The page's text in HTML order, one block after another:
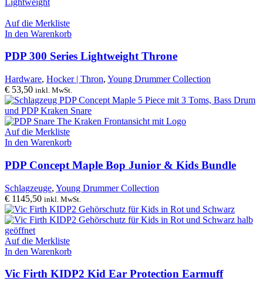
Auf die Merkliste
In den Warenkorb
PDP 300 Series Lightweight Throne
Hardware, Hocker | Thron, Young Drummer Collection
€ 53,50 inkl. MwSt.
Auf die Merkliste
In den Warenkorb
PDP Concept Maple Bop Junior & Kids Bundle
Schlagzeuge, Young Drummer Collection
€ 1145,50 inkl. MwSt.
Auf die Merkliste
In den Warenkorb
Vic Firth KIDP2 Kid Ear Protection Earmuff